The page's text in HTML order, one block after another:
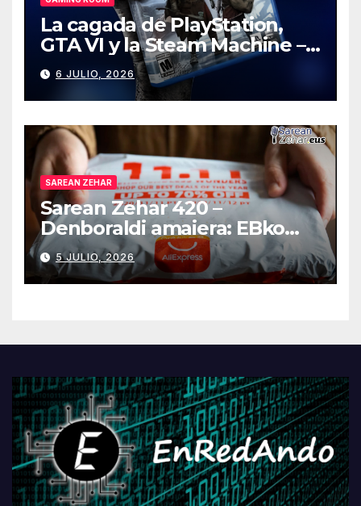
La cagada de PlayStation,
GTA VI y la Steam Machine –
Gaming Room #130
6 JULIO, 2026
SAREAN ZEHAR
Sarean Zehar 420 –
Denboraldi amaiera: EBko
muga-zerga berriak
AliExpressi, AEBetako AAren
kontrola, Googleri behin
PlayStationeko bideojoko
5 JULIO, 2026